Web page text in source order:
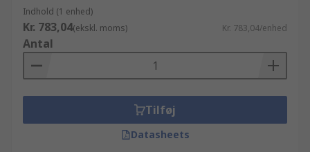
Indhold (1 enhed)
Kr. 783,04(ekskl. moms) Kr. 783,04/enhed
Antal
Tilføj
Datasheets